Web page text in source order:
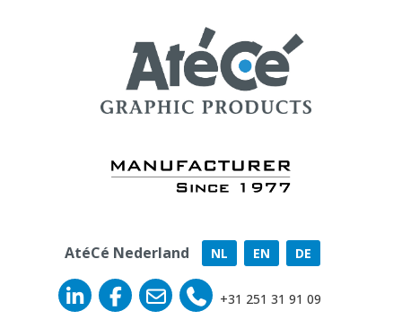
AtéCé Nederland NL EN DE
+31 251 31 91 09